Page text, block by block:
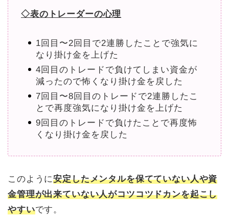
◇表のトレーダーの心理
1回目〜2回目で2連勝したことで強気に
なり掛け金を上げた
4回目のトレードで負けてしまい資金が
減ったので怖くなり掛け金を戻した
7回目〜8回目のトレードで2連勝したこ
とで再度強気になり掛け金を上げた
9回目のトレードで負けたことで再度怖
くなり掛け金を戻した
このように安定したメンタルを保てていない人や資
金管理が出来ていない人がコツコツドカンを起こし
やすいです。